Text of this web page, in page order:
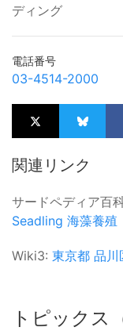
ディング
電話番号
03-4514-2000
関連リンク
サードペディア百
Seadling 海藻養殖
Wiki3: 東京都 品川
トピックス